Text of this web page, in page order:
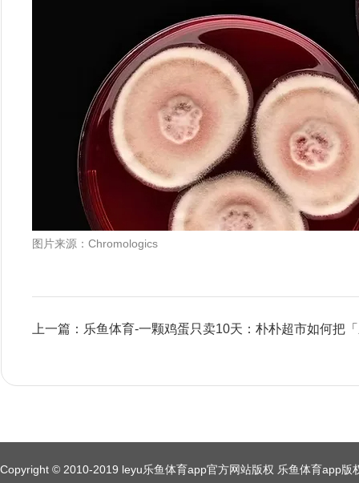
图片来源：Chromologics
上一篇：乐鱼体育-一颗鸡蛋只卖10天：朴朴超市如何把
Copyright © 2010-2019 leyu乐鱼体育app官方网站版权 乐鱼体育app